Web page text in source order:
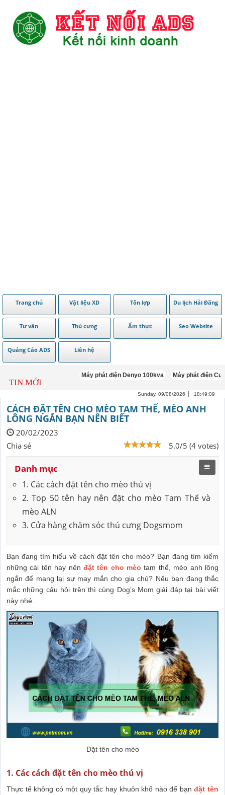
Trang chủ Vật liệu XD Tôn lợp Du lịch Hải Đăng
Tư vấn Thú cưng Ẩm thực Seo Website
Quảng Cáo ADS Liên hệ
TIN MỚI
Máy phát điện Denyo 100kva Máy phát điện
Sunday, 09/08/2026 18:49:10
CÁCH ĐẶT TÊN CHO MÈO TAM THỂ, MÈO ANH
LÔNG NGẮN BẠN NÊN BIẾT
20/02/2023
5.0/5 (4 votes)
Chia sẻ
Danh mục
1. Các cách đặt tên cho mèo thú vị
2. Top 50 tên hay nên đặt cho mèo Tam Thể và
mèo ALN
3. Cửa hàng chăm sóc thú cưng Dogsmom
Bạn đang tìm hiểu về cách đặt tên cho mèo? Bạn đang tìm kiếm
những cái tên hay nên đặt tên cho mèo tam thể, mèo anh lông
ngắn để mang lại sự may mắn cho gia chủ? Nếu bạn đang thắc
mắc những câu hỏi trên thì cùng Dog’s Mom giải đáp tại bài viết
này nhé.
Đặt tên cho mèo
1. Các cách đặt tên cho mèo thú vị
Thực tế không có một quy tắc hay khuôn khổ nào để bạnđặt tên